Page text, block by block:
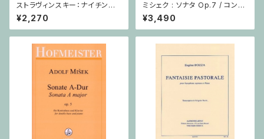
ストラヴィンスキー：ナイチンゲ
ールの歌・中国の行進曲 / ヴァ
イオリン・ピアノ
¥2,270
ミシェク : ソナタ Op.7 / コント
ラバスとピアノ
¥3,490